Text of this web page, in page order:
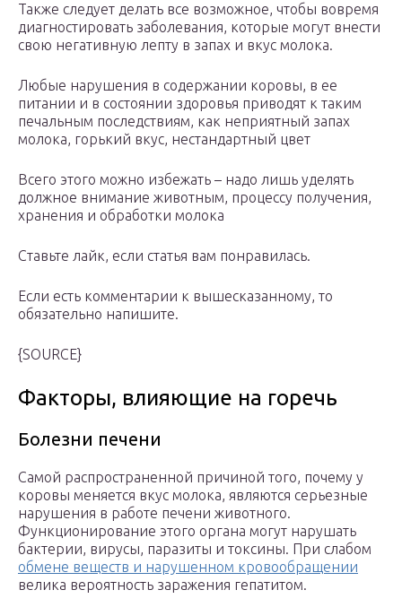
Также следует делать все возможное, чтобы вовремя
диагностировать заболевания, которые могут внести
свою негативную лепту в запах и вкус молока.
Любые нарушения в содержании коровы, в ее
питании и в состоянии здоровья приводят к таким
печальным последствиям, как неприятный запах
молока, горький вкус, нестандартный цвет
Всего этого можно избежать – надо лишь уделять
должное внимание животным, процессу получения,
хранения и обработки молока
Ставьте лайк, если статья вам понравилась.
Если есть комментарии к вышесказанному, то
обязательно напишите.
{SOURCE}
Факторы, влияющие на горечь
Болезни печени
Самой распространенной причиной того, почему у
коровы меняется вкус молока, являются серьезные
нарушения в работе печени животного.
Функционирование этого органа могут нарушать
бактерии, вирусы, паразиты и токсины. При слабом
обмене веществ и нарушенном кровообращении
велика вероятность заражения гепатитом.